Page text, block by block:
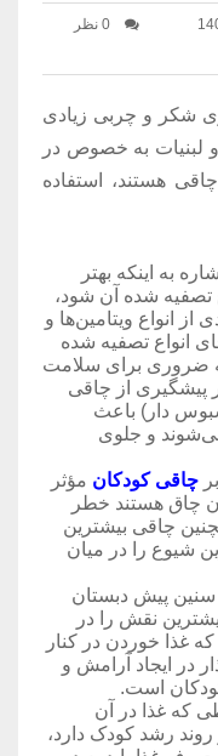
0 نظر
شکر و چربی زیادی
لبنیات به خصوص در
هستند، استفاده
به اینکه بهتر
تصفیه شده آن شود،
انواع ویتامین‌ها و
انواع تصفیه شده
که ضروری برای سلامت
پیشگیری از چاقی
دار) باعث
و جلوی
چاقی کودکان مؤثر
چاق هستند خطر
چاقی بیشترین
شیوع را در میان
پیش دبستان
نقش را در
که غذا خوردن در کنار
در ایجاد آرامش و
است.
که غذا در آن
رشد کودک دارد،